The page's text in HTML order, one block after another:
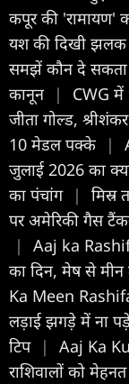
कपूर की 'रामायण'
यश की दिखी झलक
समझें कौन दे सकता
कानून |
CWG में
जीता गोल्ड,
10 मेडल पक्के
|
जुलाई 2026 का
का पंचांग |
मिस्र
पर अमेरिकी गैस
|
Aaj ka
का द‍िन, मेष से
Ka Meen
लड़ाई झगड़े में ना
टिप |
Aaj Ka
राशिवालों को